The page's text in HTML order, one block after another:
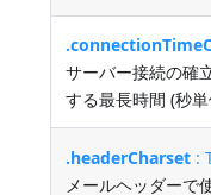
サーバー接続の確
する最長時間 (秒
.headerCharset :
メールヘッダーで